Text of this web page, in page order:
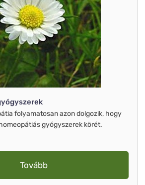
folyamatosan azon dolgozik, hogy
gyógyszerek körét.
Tovább